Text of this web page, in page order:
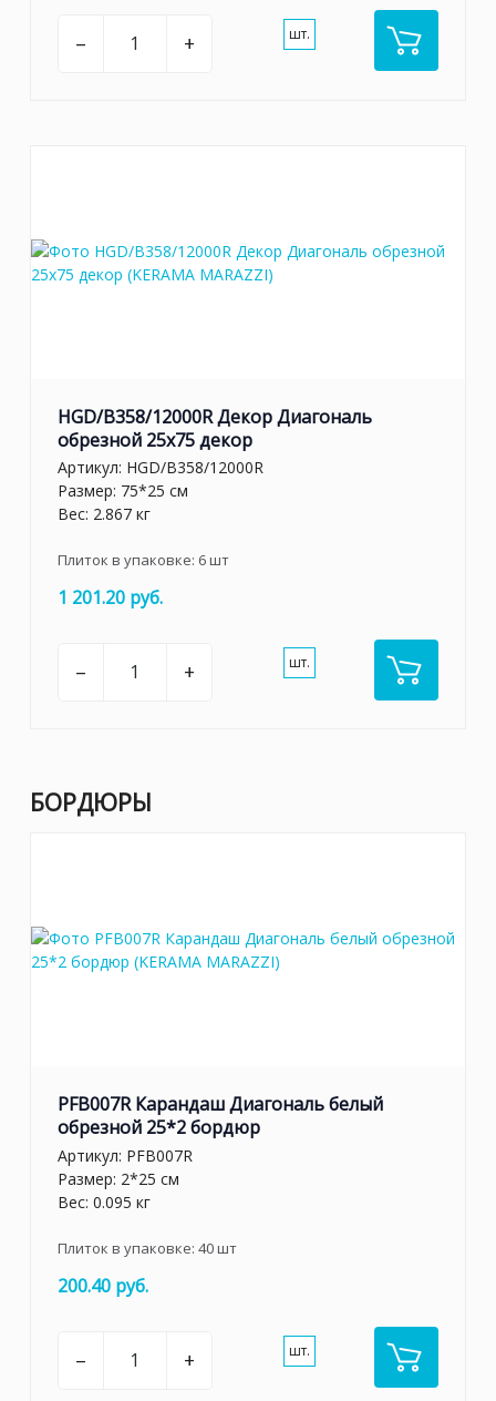
– + шт.
HGD/B358/12000R Декор Диагональ
обрезной 25х75 декор
Артикул: HGD/B358/12000R
Размер: 75*25 см
Вес: 2.867 кг
Плиток в упаковке: 6шт
1 201.20 руб.
– + шт.
БОРДЮРЫ
PFB007R Карандаш Диагональ белый
обрезной 25*2 бордюр
Артикул: PFB007R
Размер: 2*25 см
Вес: 0.095 кг
Плиток в упаковке: 40шт
200.40 руб.
– + шт.